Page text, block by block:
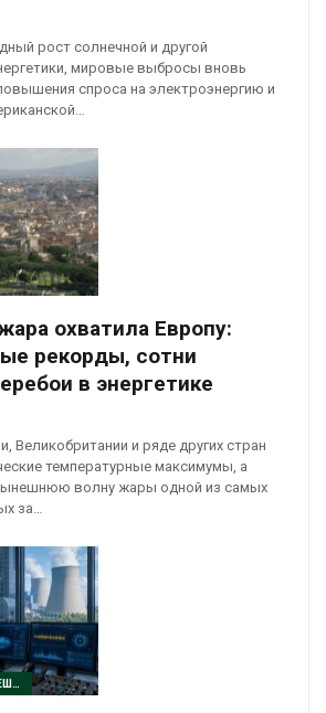
рост солнечной и другой
мировые выбросы вновь
спроса на электроэнергию и
охватила Европу:
рекорды, сотни
в энергетике
Великобритании и ряде других стран
температурные максимумы, а
волну жары одной из самых
за…
ТЕХНОЛОГИЧЕСКИЕ РЕШЕНИЯ